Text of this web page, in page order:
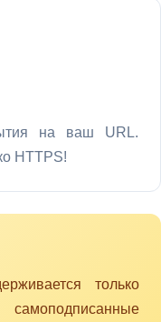
на ваш URL.
HTTPS!
только